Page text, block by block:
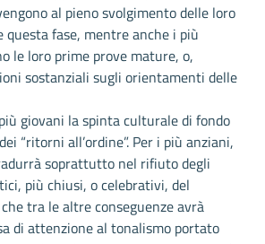
al pieno svolgimento delle loro
fase, mentre anche i più
le loro prime prove mature, o,
sostanziali sugli orientamenti delle
giovani la spinta culturale di fondo
“ritorni all’ordine”. Per i più anziani,
soprattutto nel rifiuto degli
più chiusi, o celebrativi, del
tra le altre conseguenze avrà
di attenzione al tonalismo portato